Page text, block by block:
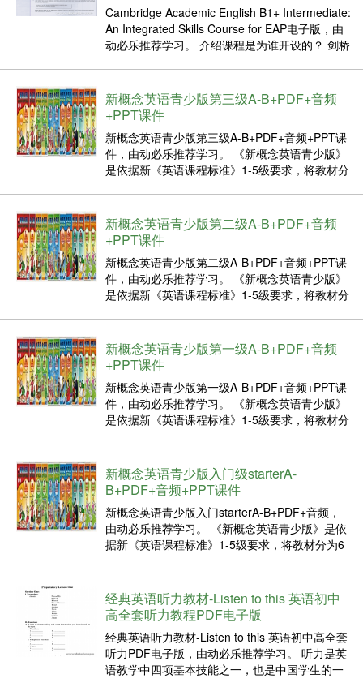
Cambridge Academic English B1+ Intermediate:
An Integrated Skills Course for EAP电子版，由
动必乐推荐学习。 介绍课程是为谁开设的？ 剑桥
新概念英语青少版第三级A-B+PDF+音频
+PPT课件
新概念英语青少版第三级A-B+PDF+音频+PPT课
件，由动必乐推荐学习。 《新概念英语青少版》
是依据新《英语课程标准》1-5级要求，将教材分
听、说、读、写能力的首选教材。 总的来说，
《新...
新概念英语青少版第二级A-B+PDF+音频
+PPT课件
新概念英语青少版第二级A-B+PDF+音频+PPT课
件，由动必乐推荐学习。 《新概念英语青少版》
是依据新《英语课程标准》1-5级要求，将教材分
听、说、读、写能力的首选教材。 总的来说，
《新...
新概念英语青少版第一级A-B+PDF+音频
+PPT课件
新概念英语青少版第一级A-B+PDF+音频+PPT课
件，由动必乐推荐学习。 《新概念英语青少版》
是依据新《英语课程标准》1-5级要求，将教材分
听、说、读、写能力的首选教材。 总的来说，
《新...
新概念英语青少版入门级starterA-
B+PDF+音频+PPT课件
新概念英语青少版入门starterA-B+PDF+音频，
由动必乐推荐学习。 《新概念英语青少版》是依
据新《英语课程标准》1-5级要求，将教材分为6
说、读、写能力的首选教材。 总的来说，《新...
经典英语听力教材-Listen to this 英语初中
高全套听力教程PDF电子版
经典英语听力教材-Listen to this 英语初中高全套
听力PDF电子版，由动必乐推荐学习。 听力是英
语教学中四项基本技能之一，也是中国学生的一